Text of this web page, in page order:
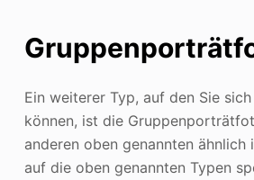
Ein weiterer Typ, auf den Sie
können, ist die
anderen oben genannten ähnlich
auf die oben genannten Typen